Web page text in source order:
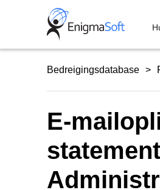
Bedreigingsdatabase
E-